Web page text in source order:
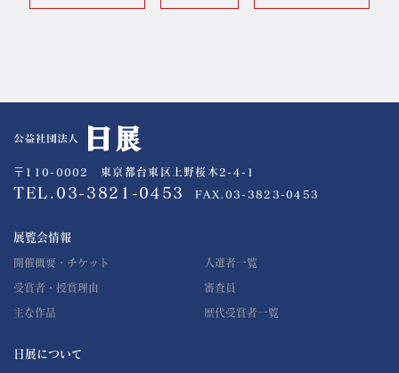
〒110-0002 東京都台東区上野桜木2-4-1
TEL.03-3821-0453 FAX.03-3823-0453
展覧会情報
開催概要・チケット 入選者一覧
受賞者・授賞理由 審査員
主な作品 歴代受賞者一覧
日展について